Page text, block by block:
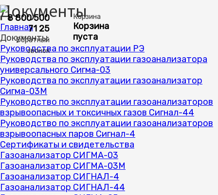
8 800 500
71 25
Обратный
звонок
Корзина
Корзина
пуста
Документы
Главная
Документы
Руководства по эксплуатации РЭ
Руководства по эксплуатации газоанализатора
универсального Сигма-03
Руководства по эксплуатации газоанализатор
Сигма-03М
Руководство по эксплуатации газоанализаторов
взрывоопасных и токсичных газов Сигнал-44
Руководство по эксплуатации газоанализаторов
взрывоопасных паров Сигнал-4
Сертификаты и свидетельства
Газоанализатор СИГМА-03
Газоанализатор СИГМА-03М
Газоанализатор СИГНАЛ-4
Газоанализатор СИГНАЛ-44